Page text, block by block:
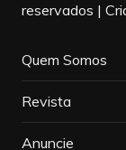
reservados |
Quem Somos
Revista
Anuncie